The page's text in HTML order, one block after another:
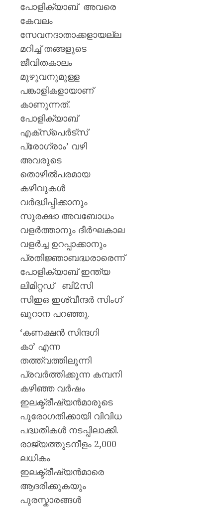
പോളിക്യാബ് അവരെ
കേവലം
സേവനദാതാക്കളായല്ല
മറിച്ച് തങ്ങളുടെ
ജീവിതകാലം
മുഴുവനുമുള്ള
പങ്കാളികളായാണ്
കാണുന്നത്.
പോളിക്യാബ്
എക്സ്പെര്‍ട്സ്
പ്രോഗ്രാം’ വഴി
അവരുടെ
തൊഴില്‍പരമായ
കഴിവുകള്‍
വര്‍ദ്ധിപ്പിക്കാനും
സുരക്ഷാ അവബോധം
വളര്‍ത്താനും ദീര്‍ഘകാല
വളര്‍ച്ച ഉറപ്പാക്കാനും
പ്രതിജ്ഞാബദ്ധരാരെന്ന്
പോളിക്യാബ് ഇന്ത്യ
ലിമിറ്റഡ് ബി2സി
സിഇഒ ഇശ്വീന്ദര്‍ സിംഗ്
ഖുറാന പറഞ്ഞു.
‘കണക്ഷന്‍ സിന്ദഗി
കാ’ എന്ന
തത്ത്വത്തിലൂന്നി
പ്രവര്‍ത്തിക്കുന്ന കമ്പനി
കഴിഞ്ഞ വര്‍ഷം
ഇലക്ട്രീഷ്യന്‍മാരുടെ
പുരോഗതിക്കായി വിവിധ
പദ്ധതികള്‍ നടപ്പിലാക്കി.
രാജ്യത്തുടനീളം 2,000-
ലധികം
ഇലക്ട്രീഷ്യന്‍മാരെ
ആദരിക്കുകയും
പുരസ്കാരങ്ങള്‍